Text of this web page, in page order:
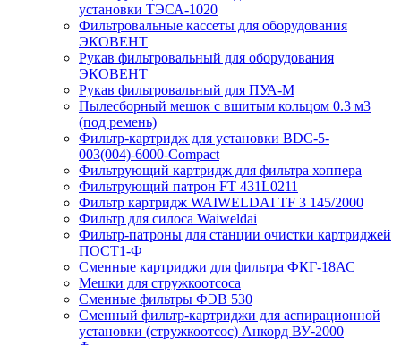
установки ТЭСА-1020
Фильтровальные кассеты для оборудования
ЭКОВЕНТ
Рукав фильтровальный для оборудования
ЭКОВЕНТ
Рукав фильтровальный для ПУА-М
Пылесборный мешок с вшитым кольцом 0.3 м3
(под ремень)
Фильтр-картридж для установки BDC-5-
003(004)-6000-Compact
Фильтрующий картридж для фильтра хоппера
Фильтрующий патрон FT 431L0211
Фильтр картридж WAIWELDAI TF 3 145/2000
Фильтр для силоса Waiweldai
Фильтр-патроны для станции очистки картриджей
ПОСТ1-Ф
Сменные картриджи для фильтра ФКГ-18АС
Мешки для стружкоотсоса
Сменные фильтры ФЭВ 530
Сменный фильтр-картриджи для аспирационной
установки (стружкоотсос) Анкорд ВУ-2000